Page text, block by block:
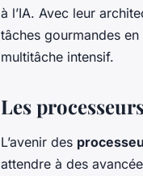
à l’IA. Avec leur
tâches gourmandes
multitâche intensif.
Les
L’avenir des
attendre à des